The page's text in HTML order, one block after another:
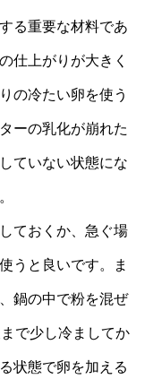
る重要な材料であ
仕上がりが大きく
の冷たい卵を使う
ーの乳化が崩れた
ていない状態にな
ておくか、急ぐ場
うと良いです。ま
鍋の中で粉を混ぜ
で少し冷ましてか
状態で卵を加える